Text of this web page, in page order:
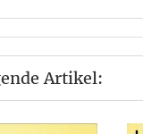
Artikel: